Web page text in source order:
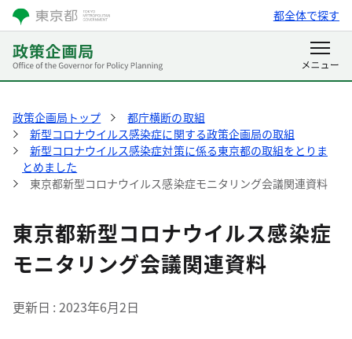
都全体で探す
政策企画局トップ
都庁横断の取組
新型コロナウイルス感染症に関する政策企画局の取組
新型コロナウイルス感染症対策に係る東京都の取組をとりま
とめました
東京都新型コロナウイルス感染症モニタリング会議関連資料
東京都新型コロナウイルス感染症
モニタリング会議関連資料
更新日 2023年6月2日